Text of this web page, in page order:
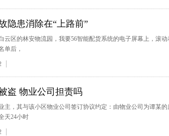
隐患消除在“上路前”
云区的林安物流园，我要56智能配货系统的电子屏幕上，滚
单后，
盗 物业公司担责吗
主，其与该小区物业公司签订协议约定：由物业公司为谭某
天24小时